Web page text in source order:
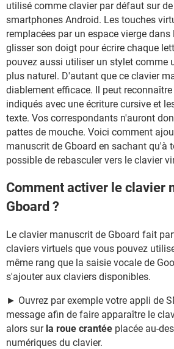
utilisé comme clavier par défaut sur
smartphones Android. Les touches
remplacées par un espace vierge
glisser son doigt pour écrire chaque
pouvez aussi utiliser un stylet comme
plus naturel. D'autant que ce clavier
diablement efficace. Il peut
indiqués avec une écriture cursive et
texte. Vos correspondants n'auront
pattes de mouche. Voici comment
manuscrit de Gboard en sachant qu'à
possible de rebasculer vers le clavier
Comment activer le clavier
Gboard ?
Le clavier manuscrit de Gboard fait
claviers virtuels que vous pouvez
même rang que la saisie vocale de
s'ajouter aux claviers disponibles.
► Ouvrez par exemple votre appli de
message afin de faire apparaître le
alors sur la roue crantée placée au-
numériques du clavier.